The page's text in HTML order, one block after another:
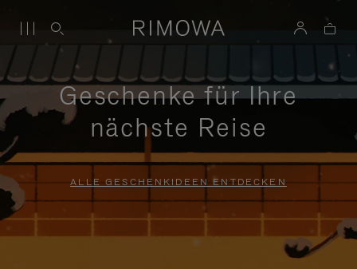
Geschenke für Ihre
nächste Reise
ALLE GESCHENKIDEEN ENTDECKEN